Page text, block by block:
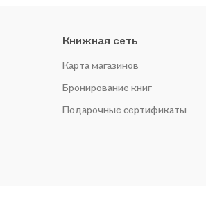
Книжная сеть
Карта магазинов
Бронирование книг
Подарочные сертификаты